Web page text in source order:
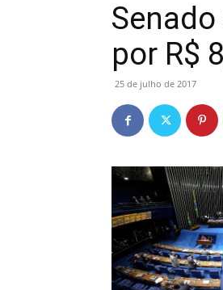
por R$
25 de julho de 2017